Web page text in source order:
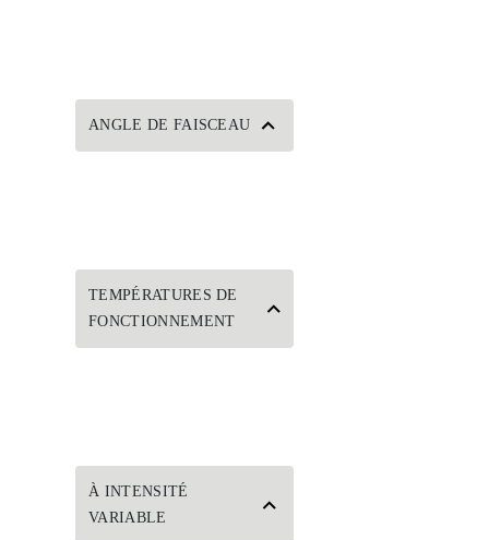
ANGLE DE FAISCEAU
TEMPÉRATURES DE
FONCTIONNEMENT
À INTENSITÉ
VARIABLE